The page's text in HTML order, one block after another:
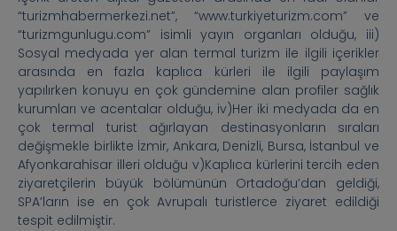
“turizmhabermerkezi.net”, “www.turkiyeturizm.com” ve
“turizmgunlugu.com” isimli yayın organları olduğu, iii)
Sosyal medyada yer alan termal turizm ile ilgili içerikler
arasında en fazla kaplıca kürleri ile ilgili paylaşım
yapılırken konuyu en çok gündemine alan profiler sağlık
kurumları ve acentalar olduğu, iv)Her iki medyada da en
çok termal turist ağırlayan destinasyonların sıraları
değişmekle birlikte İzmir, Ankara, Denizli, Bursa, İstanbul ve
Afyonkarahisar illeri olduğu v)Kaplıca kürlerini tercih eden
ziyaretçilerin büyük bölümünün Ortadoğu’dan geldiği,
SPA’ların ise en çok Avrupalı turistlerce ziyaret edildiği
tespit edilmiştir.